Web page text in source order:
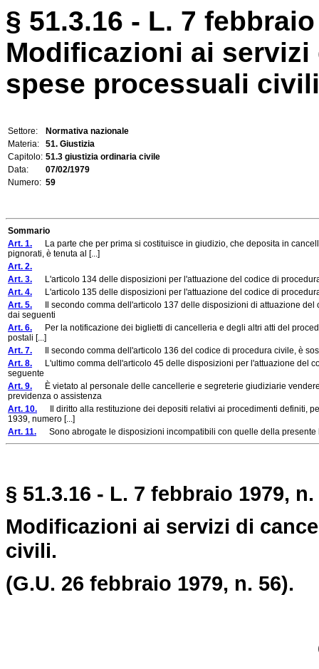
§ 51.3.16 - L. 7
Modificazioni ai
spese processuali
Settore:
Normativa nazionale
Materia:
51. Giustizia
Capitolo: 51.3 giustizia ordinaria civile
Data:
07/02/1979
Numero: 59
Sommario
Art. 1. La parte che per prima si costituisce in giudizio, che deposita in
pignorati, è tenuta al [...]
Art. 2.
Art. 3. L'articolo 134 delle disposizioni per l'attuazione del codice di
Art. 4. L'articolo 135 delle disposizioni per l'attuazione del codice di
Art. 5. Il secondo comma dell'articolo 137 delle disposizioni di attuazione del
dai seguenti
Art. 6. Per la notificazione dei biglietti di cancelleria e degli altri atti del
postali [...]
Art. 7. Il secondo comma dell'articolo 136 del codice di procedura civile, è
Art. 8. L'ultimo comma dell'articolo 45 delle disposizioni per l'attuazione del
seguente
Art. 9. È vietato al personale delle cancellerie e segreterie giudiziarie
previdenza o assistenza
Art. 10. Il diritto alla restituzione dei depositi relativi ai procedimenti definiti,
1939, numero [...]
Art. 11. Sono abrogate le disposizioni incompatibili con quelle della presente
§ 51.3.16 - L. 7 febbraio 1979, n.
Modificazioni ai servizi di
civili.
(G.U. 26 febbraio 1979, n. 56).